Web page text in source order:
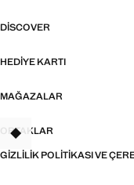
DISCOVER
HEDIYE KARTI
MAĞAZALAR
ORTAKLAR
GIZLILIK POLITIKASI VE